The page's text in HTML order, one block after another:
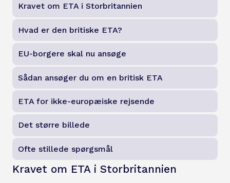
Kravet om ETA i Storbritannien
Hvad er den britiske ETA?
EU-borgere skal nu ansøge
Sådan ansøger du om en britisk ETA
ETA for ikke-europæiske rejsende
Det større billede
Ofte stillede spørgsmål
Kravet om ETA i Storbritannien